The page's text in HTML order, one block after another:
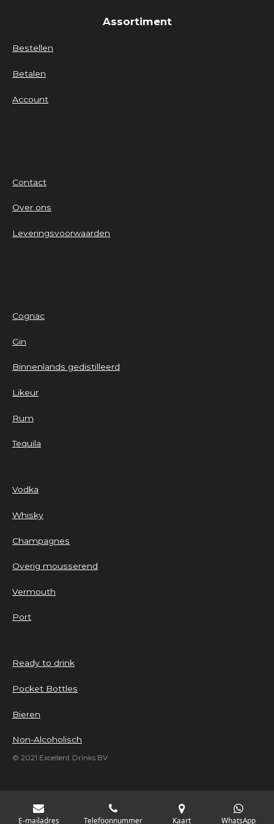
Assortiment
Bestellen
Betalen
Account
Contact
Over ons
Leveringsvoorwaarden
Cognac
Gin
Binnenlands gedistilleerd
Likeur
Rum
Tequila
Vodka
Whisky
Champagnes
Overig mousserend
Vermouth
Port
Ready to drink
Pocket Bottles
Bieren
Non-Alcoholisch
© 2021 Excellent Drinks BV
E-mailadres Telefoonnummer Kaart WhatsApp